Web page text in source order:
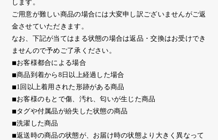
します。
ご用意が難しい商品の場合には大変申し訳ございませんがご返
金させていただきます。
なお、下記が当てはまる状態の場合は返品・交換はお受けでき
ませんので予めご了承ください。
◾︎お客様都合による場合
◾︎商品到着から8日以上経過した場合
◾︎1回以上着用された形跡がある商品
◾︎お客様のもとで傷、汚れ、匂いが生じた商品
◾︎タグや付属品が紛失した状態の商品
◾︎洗濯した商品
◾︎返送時の商品の状態が、お届け時の状態より大きく異なって